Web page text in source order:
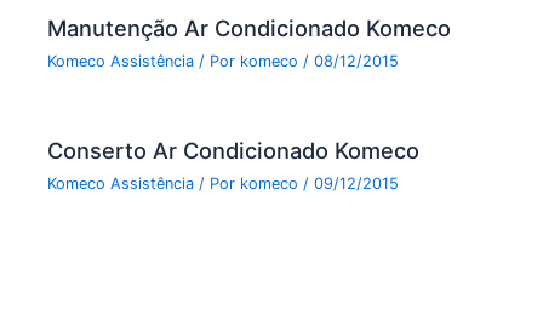
Manutenção Ar Condicionado Komeco
Komeco Assistência / Por komeco /08/12/2015
Conserto Ar Condicionado Komeco
Komeco Assistência / Por komeco/09/12/2015